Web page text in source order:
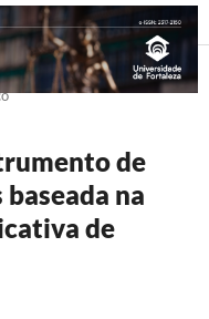
de
na
de